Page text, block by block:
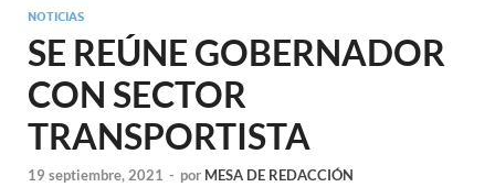
NOTICIAS
SE REÚNE GOBERNADOR
CON SECTOR
TRANSPORTISTA
19 septiembre, 2021 - por MESA DE REDACCIÓN